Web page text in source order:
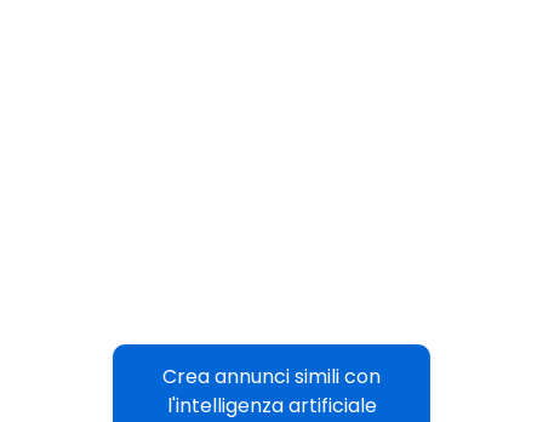
Crea annunci simili con
l'intelligenza artificiale